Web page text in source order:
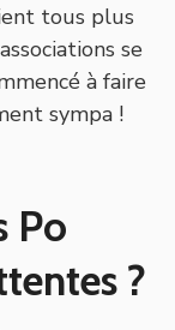
tous plus
se
à faire
sympa !
Po
?